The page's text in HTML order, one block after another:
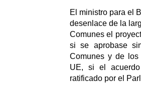
El ministro para el
desenlace de la
Comunes el
si se aprobase
Comunes y de los
UE, si el
ratificado por el